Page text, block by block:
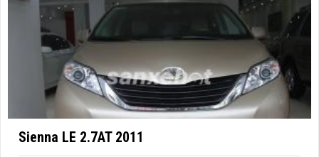
Sienna LE 2.7AT 2011